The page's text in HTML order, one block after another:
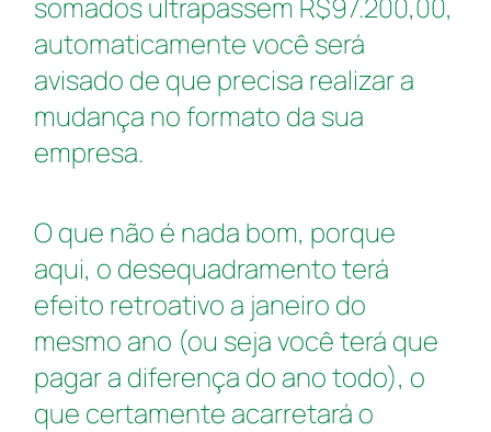
automaticamente você será
avisado de que precisa realizar a
mudança no formato da sua
empresa.
O que não é nada bom, porque
aqui, o desequadramento terá
efeito retroativo a janeiro do
mesmo ano (ou seja você terá que
pagar a diferença do ano todo), o
que certamente acarretará o